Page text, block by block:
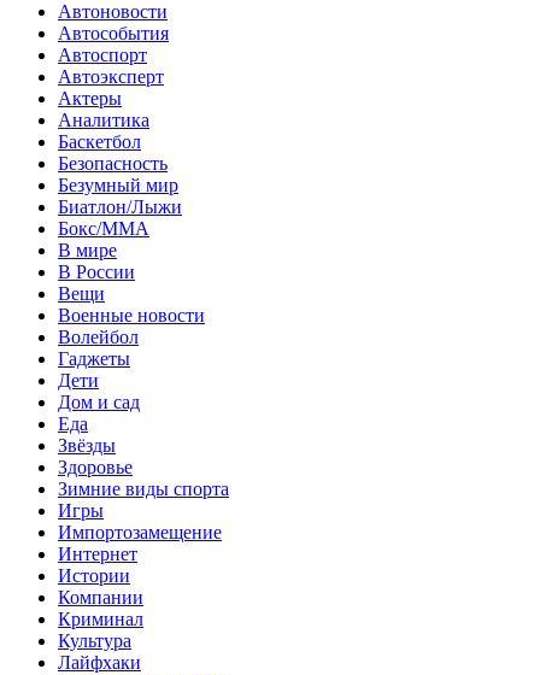
Автоновости
Автособытия
Автоспорт
Автоэксперт
Актеры
Аналитика
Баскетбол
Безопасность
Безумный мир
Биатлон/Лыжи
Бокс/MMA
В мире
В России
Вещи
Военные новости
Волейбол
Гаджеты
Дети
Дом и сад
Еда
Звёзды
Здоровье
Зимние виды спорта
Игры
Импортозамещение
Интернет
Истории
Компании
Криминал
Культура
Лайфхаки